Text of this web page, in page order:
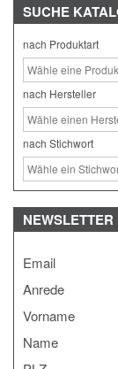
SUCHE
nach Produktart
nach Hersteller
nach Stichwort
NEWSLETTER
Email
Anrede
Vorname
Name